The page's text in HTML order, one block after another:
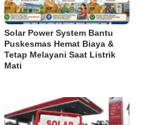
Solar Power System Bantu
Puskesmas Hemat Biaya &
Tetap Melayani Saat Listrik
Mati